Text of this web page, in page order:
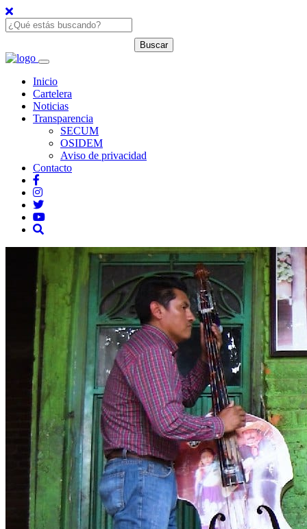
Inicio
Cartelera
Noticias
Transparencia
SECUM
OSIDEM
Aviso de privacidad
Contacto